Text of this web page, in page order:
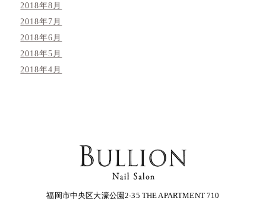
2018年8月
2018年7月
2018年6月
2018年5月
2018年4月
福岡市中央区大濠公園2-35 THE APARTMENT 710